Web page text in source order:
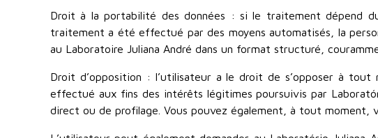
Droit à la portabilité des données : si le traitement dépend
traitement a été effectué par des moyens automatisés, la
au Laboratoire Juliana André dans un format structuré,
Droit d’opposition : l’utilisateur a le droit de s’opposer à
effectué aux fins des intérêts légitimes poursuivis par
direct ou de profilage. Vous pouvez également, à tout moment,